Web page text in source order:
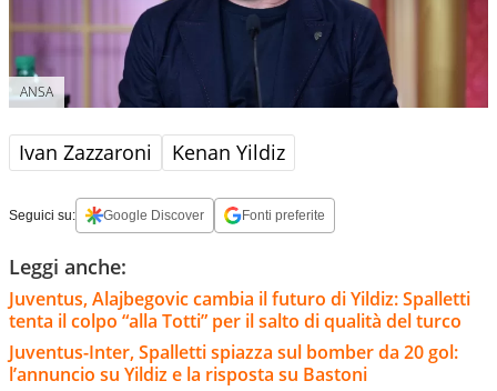
ANSA
Ivan Zazzaroni Kenan Yildiz
Seguici su: Google Discover Fonti preferite
Leggi anche:
Juventus, Alajbegovic cambia il futuro di Yildiz: Spalletti
tenta il colpo “alla Totti” per il salto di qualità del turco
Juventus-Inter, Spalletti spiazza sul bomber da 20 gol:
l’annuncio su Yildiz e la risposta su Bastoni